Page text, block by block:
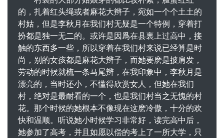
的，扎着红头绳或者麻花大辫子，宛如一个个土土的
村姑，但是李秋月在我们村无疑是一个特例，穿着打
扮都是独一无二的。或许是因爲在县裏上过高中，接
触的东西多一些，所以穿着在我们村来说已经算是时
尚，别的女孩都是麻花大辫子，而她要麽是披肩发，
劳动的时候就梳一条马尾辫，在我印象中，李秋月是
漂亮的，当时还小，不懂得欣赏女人，但她在我们
村，绝对是最耐看的一个，也是我们村当之无愧的村
花。那个时候的她根本不像现在这麽冷傲，十分的欢
快和温顺。听说她小时候学习非常好，读完高中后，
她参加了高考，并且如愿以偿的考上了一所大学，只